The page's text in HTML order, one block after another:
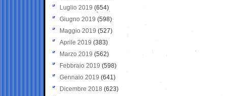
Luglio 2019 (654)
Giugno 2019 (598)
Maggio 2019 (527)
Aprile 2019 (383)
Marzo 2019 (562)
Febbraio 2019 (598)
Gennaio 2019 (641)
Dicembre 2018 (623)